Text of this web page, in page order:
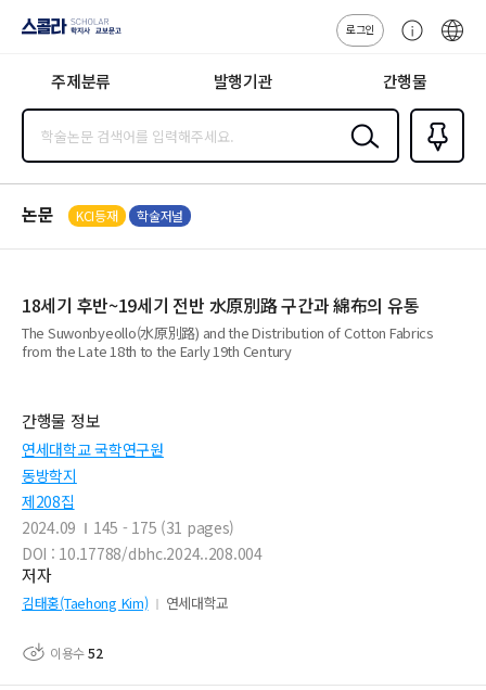
지사·교보문고
로그인
센
주제분류 발행기관 간행물
검색
즐겨찾
기0
논문 KCI등재 학술저널
18세기 후반~19세기 전반 水原別路 구간과 綿布의 유통
The Suwonbyeollo(水原別路) and the Distribution of Cotton Fabrics
from the Late 18th to the Early 19th Century
간행물 정보
연세대학교 국학연구원
동방학지
제208집
2024.09
145 - 175 (31 pages)
DOI : 10.17788/dbhc.2024..208.004
저자
김태홍(Taehong Kim) 연세대학교
이용수52